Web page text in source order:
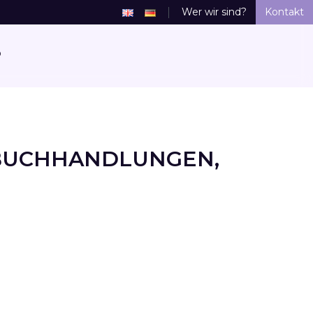
Wer wir sind? Kontakt